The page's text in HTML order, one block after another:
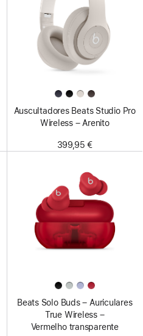
Auscultadores Beats Studio Pro
Wireless – Arenito
399,95 €
Beats Solo Buds – Auriculares
True Wireless –
Vermelho transparente